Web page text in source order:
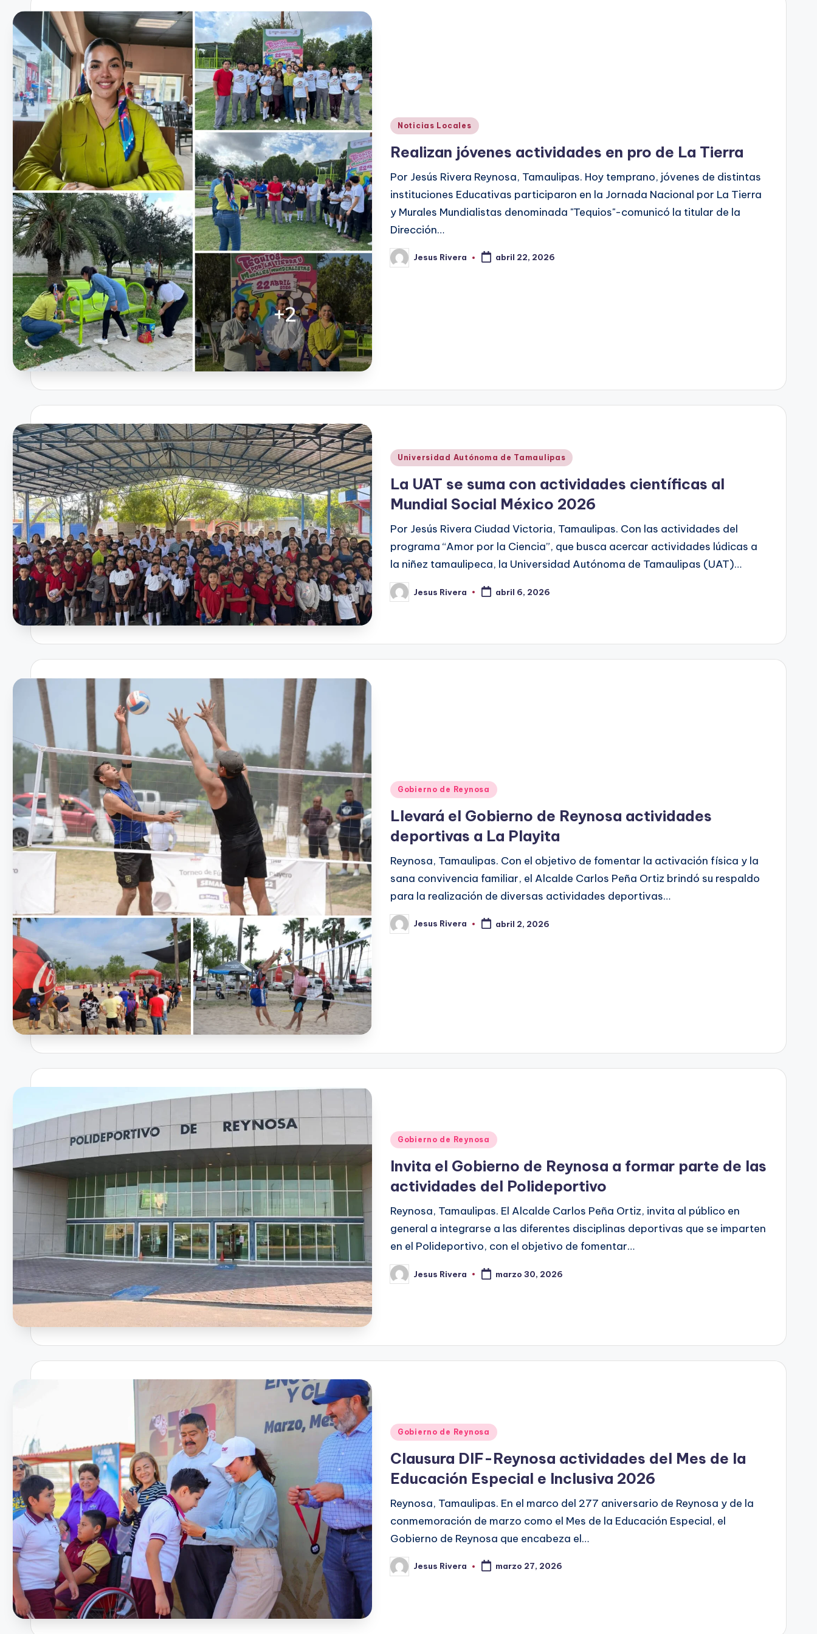
Publicado
Noticias Locales
Realizan jóvenes actividades en pro de La Tierra
Por Jesús Rivera Reynosa, Tamaulipas. Hoy temprano, jóvenes de distintas
instituciones Educativas participaron en la Jornada Nacional por La Tierra
y Murales Mundialistas denominada "Tequios"-comunicó la titular de la
Dirección…
Publicado
por
Jesus Rivera abril 22, 2026
Publicado
Universidad Autónoma de Tamaulipas
La UAT se suma con actividades científicas al
Mundial Social México 2026
Por Jesús Rivera Ciudad Victoria, Tamaulipas. Con las actividades del
programa “Amor por la Ciencia”, que busca acercar actividades lúdicas a
la niñez tamaulipeca, la Universidad Autónoma de Tamaulipas (UAT)…
Publicado
por
Jesus Rivera abril 6, 2026
Publicado
Gobierno de Reynosa
Llevará el Gobierno de Reynosa actividades
deportivas a La Playita
Reynosa, Tamaulipas. Con el objetivo de fomentar la activación física y la
sana convivencia familiar, el Alcalde Carlos Peña Ortiz brindó su respaldo
para la realización de diversas actividades deportivas…
Publicado
por
Jesus Rivera abril 2, 2026
Publicado
Gobierno de Reynosa
Invita el Gobierno de Reynosa a formar parte de las
actividades del Polideportivo
Reynosa, Tamaulipas. El Alcalde Carlos Peña Ortiz, invita al público en
general a integrarse a las diferentes disciplinas deportivas que se imparten
en el Polideportivo, con el objetivo de fomentar…
Publicado
por
Jesus Rivera marzo 30, 2026
Publicado
Gobierno de Reynosa
Clausura DIF-Reynosa actividades del Mes de la
Educación Especial e Inclusiva 2026
Reynosa, Tamaulipas. En el marco del 277 aniversario de Reynosa y de la
conmemoración de marzo como el Mes de la Educación Especial, el
Gobierno de Reynosa que encabeza el…
Publicado
por
Jesus Rivera marzo 27, 2026